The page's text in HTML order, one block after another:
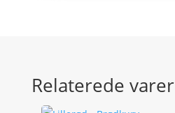
Relaterede varer